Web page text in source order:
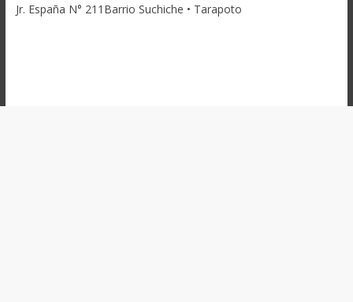
Jr. España N° 211Barrio Suchiche • Tarapoto